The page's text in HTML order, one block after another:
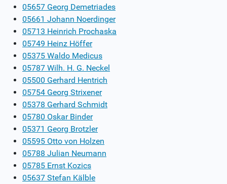
05657 Georg Demetriades
05661 Johann Noerdinger
05713 Heinrich Prochaska
05749 Heinz Höffer
05375 Waldo Medicus
05787 Wilh. H. G. Neckel
05500 Gerhard Hentrich
05754 Georg Strixener
05378 Gerhard Schmidt
05780 Oskar Binder
05371 Georg Brotzler
05595 Otto von Holzen
05788 Julian Neumann
05785 Ernst Kozics
05637 Stefan Kälble